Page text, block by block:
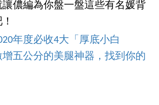
儂編為你盤一盤這些有名媛背
年度必收4大「厚底小白
五公分的美腿神器，找到你的